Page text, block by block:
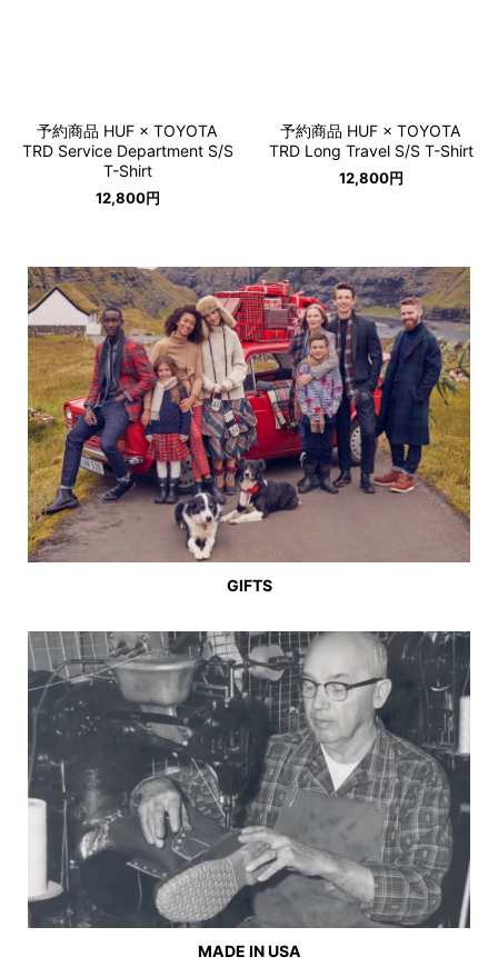
予約商品 HUF × TOYOTA
TRD Service Department S/S
T-Shirt
12,800円
予約商品 HUF × TOYOTA
TRD Long Travel S/S T-Shirt
12,800円
GIFTS
MADE IN USA